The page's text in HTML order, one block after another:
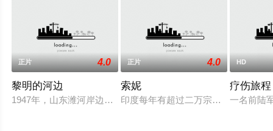
正片 4.0
黎明的河边
1947年，山东潍河岸边。武工队长马汉东（赵滋民 饰）在河东
正片 4.0
索妮
印度每年有超过二万宗针对女性的暴
HD
疗伤旅程
一名前陆